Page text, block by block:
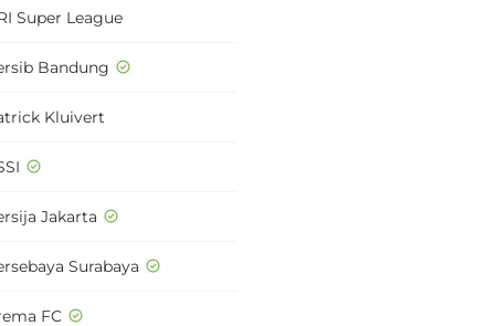
Super League
Bandung
Kluivert
Jakarta
Surabaya
FC